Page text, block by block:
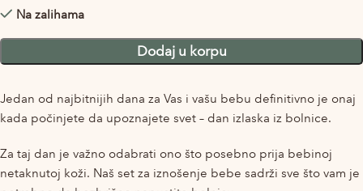
Na zalihama
Dodaj u korpu
Jedan od najbitnijih dana za Vas i vašu bebu definitivno je onaj
kada počinjete da upoznajete svet – dan izlaska iz bolnice.
Za taj dan je važno odabrati ono što posebno prija bebinoj
netaknutoj koži. Naš set za iznošenje bebe sadrži sve što vam je